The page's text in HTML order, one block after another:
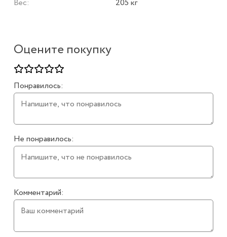
Оцените покупку
Понравилось:
Не понравилось:
Комментарий:
Вес: 205 кг